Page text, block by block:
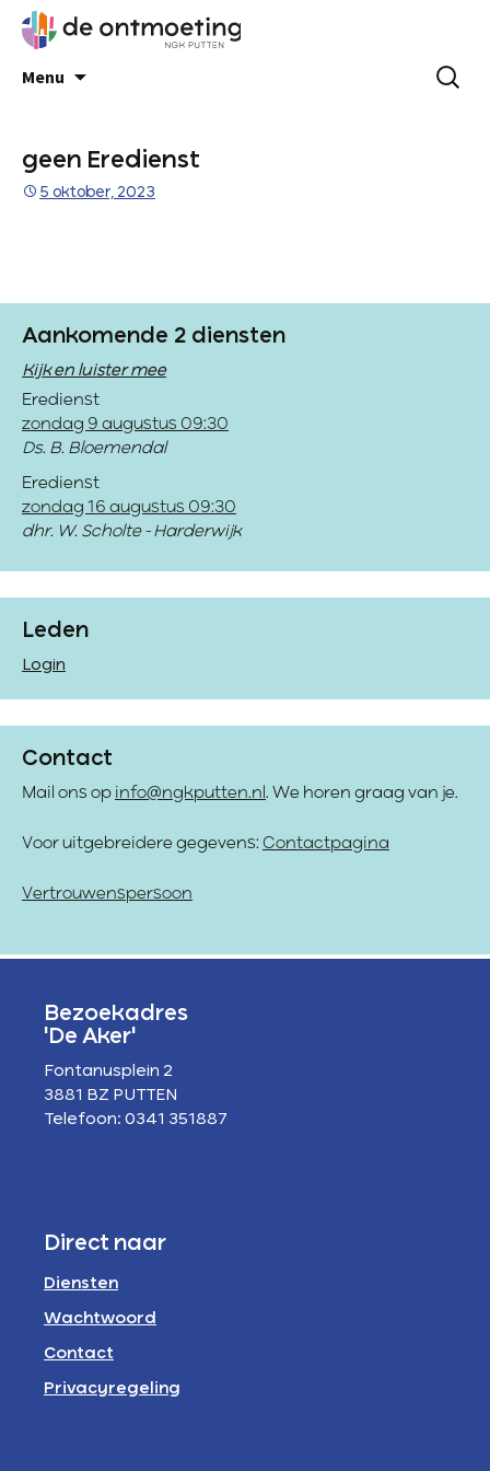
Menu
geen Eredienst
5 oktober, 2023
Aankomende 2 diensten
Kijk en luister mee
Eredienst
zondag 9 augustus 09:30
Ds. B. Bloemendal
Eredienst
zondag 16 augustus 09:30
dhr. W. Scholte - Harderwijk
Leden
Login
Contact
Mail ons op info@ngkputten.nl . We horen graag van je.
Voor uitgebreidere gegevens: Contactpagina
Vertrouwenspersoon
Bezoekadres
'De Aker'
Fontanusplein 2
3881 BZ PUTTEN
Telefoon: 0341 351887
Direct naar
Diensten
Wachtwoord
Contact
Privacyregeling